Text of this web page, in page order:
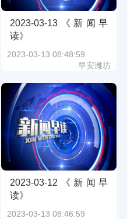
2023-03-13《新闻早
读》
2023-03-13 08:48:59
早安潍坊
2023-03-12《新闻早
读》
2023-03-13 08:46:59